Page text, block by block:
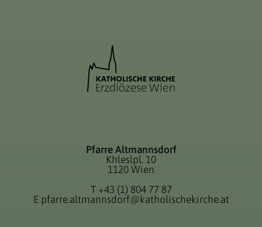
Pfarre Altmannsdorf
Khleslpl. 10
1120 Wien
T +43 (1) 804 77 87
E pfarre.altmannsdorf@katholischekirche.at